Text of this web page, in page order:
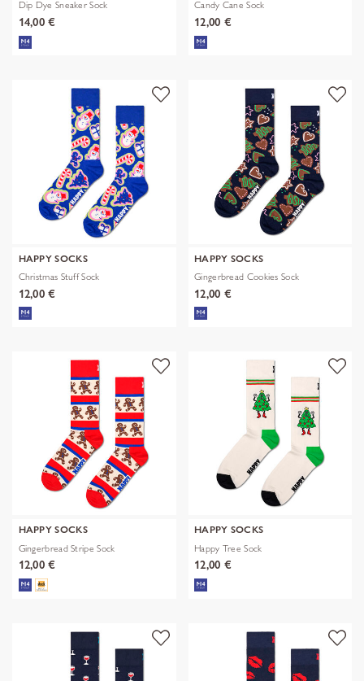
Dip Dye Sneaker Sock
14,00 €
Candy Cane Sock
12,00 €
HAPPY SOCKS
Christmas Stuff Sock
12,00 €
HAPPY SOCKS
Gingerbread Cookies Sock
12,00 €
HAPPY SOCKS
Gingerbread Stripe Sock
12,00 €
HAPPY SOCKS
Happy Tree Sock
12,00 €